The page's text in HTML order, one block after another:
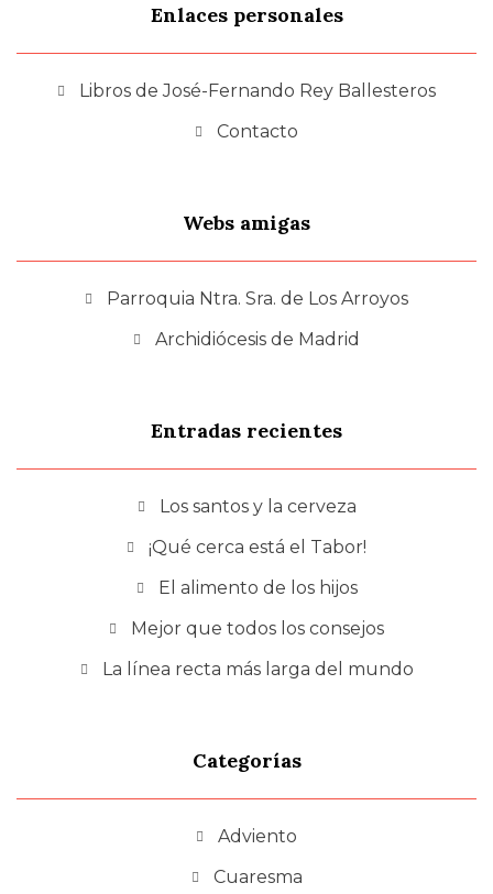
Enlaces personales
Libros de José-Fernando Rey Ballesteros
Contacto
Webs amigas
Parroquia Ntra. Sra. de Los Arroyos
Archidiócesis de Madrid
Entradas recientes
Los santos y la cerveza
¡Qué cerca está el Tabor!
El alimento de los hijos
Mejor que todos los consejos
La línea recta más larga del mundo
Categorías
Adviento
Cuaresma